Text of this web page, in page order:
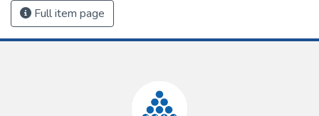
Full item page